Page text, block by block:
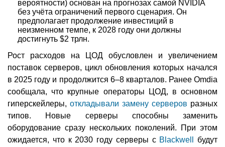
вероятности) основан на прогнозах самой NVIDIA
без учёта ограничений первого сценария. Он
предполагает продолжение инвестиций в
неизменном темпе, к 2028 году они должны
достигнуть $2 трлн.
Рост расходов на ЦОД обусловлен и увеличением
поставок серверов, цикл обновления которых начался
в 2025 году и продолжится 6–8 кварталов. Ранее Omdia
сообщала, что крупные операторы ЦОД, в основном
гиперскейлеры, откладывали замену серверов разных
типов. Новые серверы способны заменить
оборудование сразу нескольких поколений. При этом
ожидается, что к 2030 году серверы с Blackwell
будут